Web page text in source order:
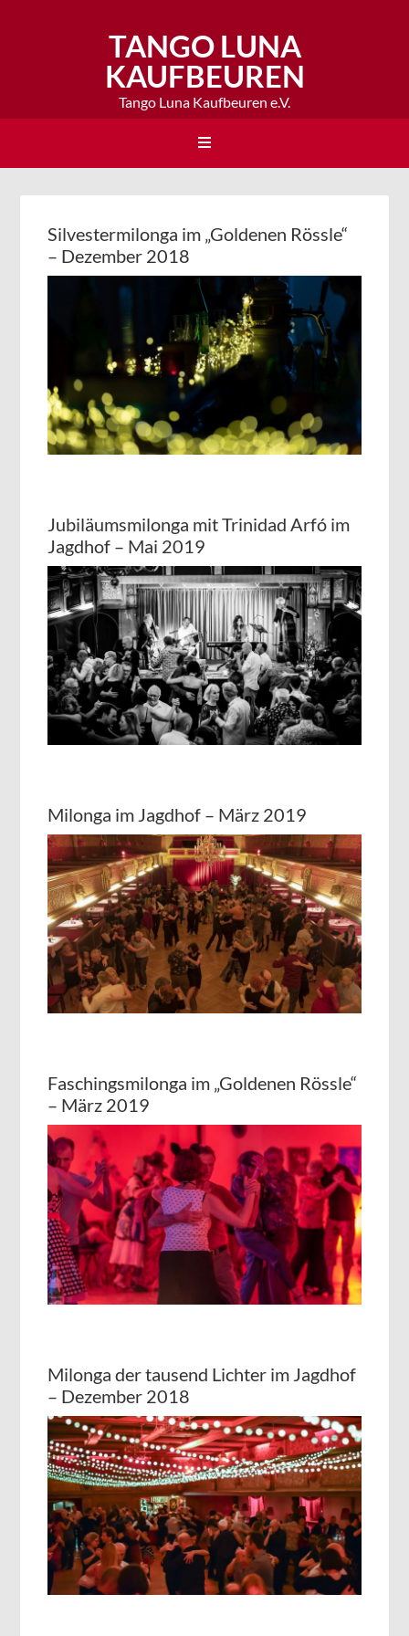
TANGO LUNA
KAUFBEUREN
Tango Luna Kaufbeuren e.V.
Silvestermilonga im „Goldenen Rössle“
– Dezember 2018
Jubiläumsmilonga mit Trinidad Arfó im
Jagdhof – Mai 2019
Milonga im Jagdhof – März 2019
Faschingsmilonga im „Goldenen Rössle“
– März 2019
Milonga der tausend Lichter im Jagdhof
– Dezember 2018